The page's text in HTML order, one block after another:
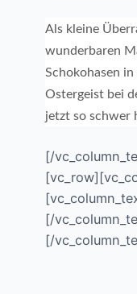
Als kleine
wunderbaren
Schokohasen
Ostergeist bei
jetzt so schwer
[/
[/
[/